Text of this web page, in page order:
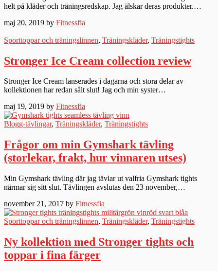
helt på kläder och träningsredskap. Jag älskar deras produkter.…
maj 20, 2019 by Fitnessfia
Sporttoppar och träningslinnen, Träningskläder, Träningstights
Stronger Ice Cream collection review
Stronger Ice Cream lanserades i dagarna och stora delar av
kollektionen har redan sålt slut! Jag och min syster…
maj 19, 2019 by Fitnessfia
Blogg-tävlingar, Träningskläder, Träningstights
Frågor om min Gymshark tävling
(storlekar, frakt, hur vinnaren utses)
Min Gymshark tävling där jag tävlar ut valfria Gymshark tights
närmar sig sitt slut. Tävlingen avslutas den 23 november,…
november 21, 2017 by Fitnessfia
Sporttoppar och träningslinnen, Träningskläder, Träningstights
Ny kollektion med Stronger tights och
toppar i fina färger